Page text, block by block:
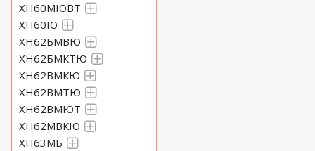
ХН60МЮВТ
ХН60Ю
ХН62БМВЮ
ХН62БМКТЮ
ХН62ВМКЮ
ХН62ВМТЮ
ХН62ВМЮТ
ХН62МВКЮ
ХН63МБ